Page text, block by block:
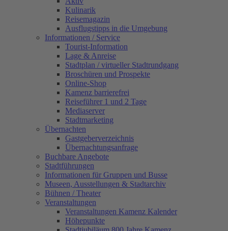
Kulinarik
Reisemagazin
Ausflugstipps in die Umgebung
Informationen / Service
Tourist-Information
Lage & Anreise
Stadtplan / virtueller Stadtrundgang
Broschüren und Prospekte
Online-Shop
Kamenz barrierefrei
Reiseführer 1 und 2 Tage
Mediaserver
Stadtmarketing
Übernachten
Gastgeberverzeichnis
Übernachtungsanfrage
Buchbare Angebote
Stadtführungen
Informationen für Gruppen und Busse
Museen, Ausstellungen & Stadtarchiv
Bühnen / Theater
Veranstaltungen
Veranstaltungen Kamenz Kalender
Höhepunkte